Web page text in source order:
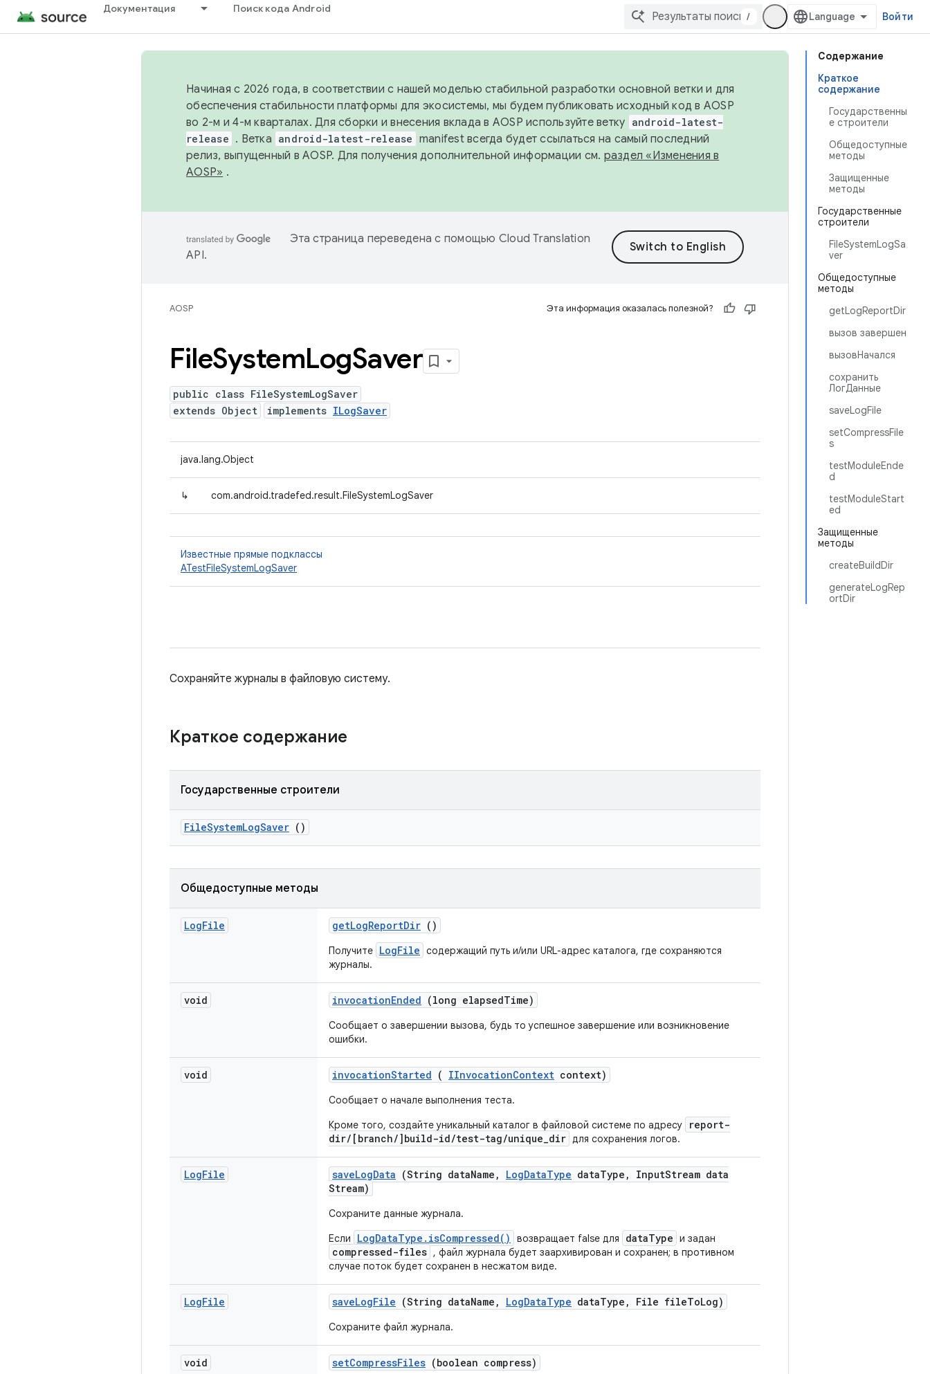
Документация Поиск кода Android
/ Войти
Содержание
Краткое
содержание
Государственны
е строители
Общедоступные
методы
Защищенные
методы
Государственные
строители
FileSystemLogSa
ver
Общедоступные
методы
getLogReportDir
вызов завершен
вызовНачался
сохранить
ЛогДанные
saveLogFile
setCompressFile
s
testModuleEnde
d
testModuleStart
ed
Защищенные
методы
createBuildDir
generateLogRep
ortDir
Начиная с 2026 года, в соответствии с нашей моделью стабильной разработки основной ветки и для
обеспечения стабильности платформы для экосистемы, мы будем публиковать исходный код в AOSP
во 2-м и 4-м кварталах. Для сборки и внесения вклада в AOSP используйте ветку android-latest-
release . Ветка android-latest-release manifest всегда будет ссылаться на самый последний
релиз, выпущенный в AOSP. Для получения дополнительной информации см. раздел «Изменения в
AOSP» .
Эта страница переведена с помощью Cloud Translation
API.
AOSP Эта информация оказалась полезной?
FileSystemLogSaver
public class FileSystemLogSaver
extends Object
implements ILogSaver
java.lang.Object
↳ com.android.tradefed.result.FileSystemLogSaver
Известные прямые подклассы
ATestFileSystemLogSaver
Сохраняйте журналы в файловую систему.
Краткое содержание
Государственные строители
FileSystemLogSaver ()
Общедоступные методы
LogFile getLogReportDir ()
Получите LogFile содержащий путь и/или URL-адрес каталога, где сохраняются
журналы.
void invocationEnded (long elapsedTime)
Сообщает о завершении вызова, будь то успешное завершение или возникновение
ошибки.
void invocationStarted ( IInvocationContext context)
Сообщает о начале выполнения теста.
Кроме того, создайте уникальный каталог в файловой системе по адресу
report-
dir/[branch/]build-id/test-tag/unique_dir для сохранения логов.
LogFile saveLogData (String dataName , LogDataType dataType , InputStream data
Stream)
Сохраните данные журнала.
Если
LogDataType.isCompressed() возвращает false для dataType и задан
compressed-files , файл журнала будет заархивирован и сохранен; в противном
случае поток будет сохранен в несжатом виде.
LogFile saveLogFile (String dataName , LogDataType dataType , File fileToLog)
Сохраните файл журнала.
void setCompressFiles (boolean compress)